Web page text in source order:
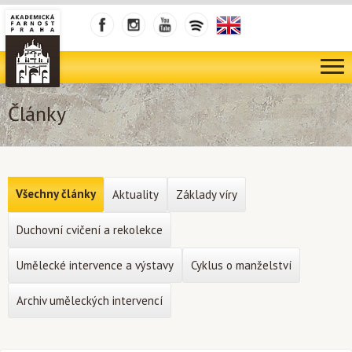
Články
Všechny články Aktuality Základy víry
Duchovní cvičení a rekolekce
Umělecké intervence a výstavy Cyklus o manželství
Archiv uměleckých intervencí